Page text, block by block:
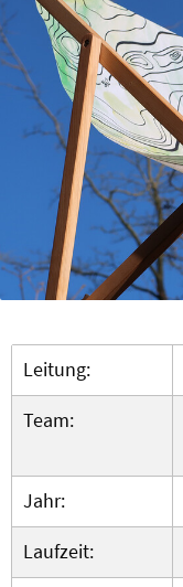
Leitung:
Team:
Jahr:
Laufzeit: